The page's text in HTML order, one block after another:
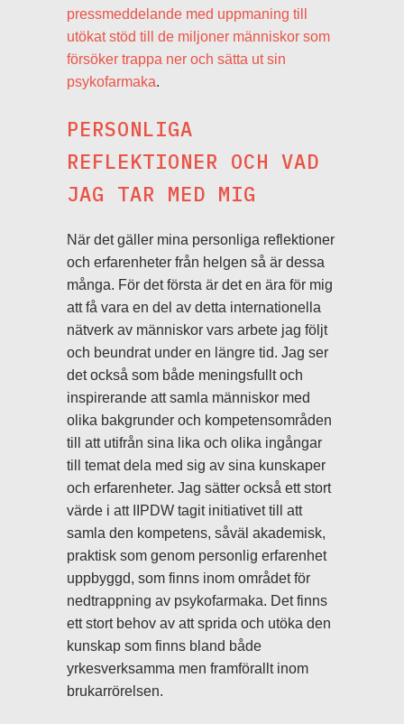
pressmeddelande med uppmaning till
utökat stöd till de miljoner människor som
försöker trappa ner och sätta ut sin
psykofarmaka.
PERSONLIGA
REFLEKTIONER OCH VAD
JAG TAR MED MIG
När det gäller mina personliga reflektioner
och erfarenheter från helgen så är dessa
många. För det första är det en ära för mig
att få vara en del av detta internationella
nätverk av människor vars arbete jag följt
och beundrat under en längre tid. Jag ser
det också som både meningsfullt och
inspirerande att samla människor med
olika bakgrunder och kompetensområden
till att utifrån sina lika och olika ingångar
till temat dela med sig av sina kunskaper
och erfarenheter. Jag sätter också ett stort
värde i att IIPDW tagit initiativet till att
samla den kompetens, såväl akademisk,
praktisk som genom personlig erfarenhet
uppbyggd, som finns inom området för
nedtrappning av psykofarmaka. Det finns
ett stort behov av att sprida och utöka den
kunskap som finns bland både
yrkesverksamma men framförallt inom
brukarrörelsen.